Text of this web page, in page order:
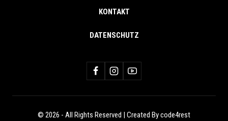
KONTAKT
DATENSCHUTZ
© 2026 - All Rights Reserved | Created By code4rest